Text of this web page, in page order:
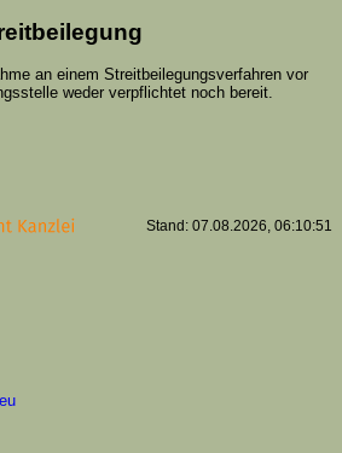
an einem Streitbeilegungsverfahren vor
weder verpflichtet noch bereit.
Stand: 07.08.2026, 06:10:51